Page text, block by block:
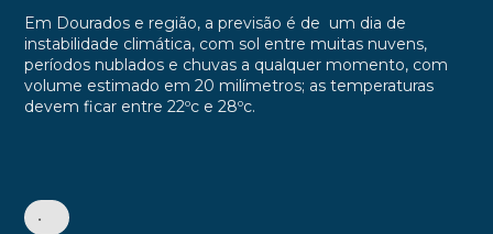
Em Dourados e região, a previsão é de um dia de
instabilidade climática, com sol entre muitas nuvens,
períodos nublados e chuvas a qualquer momento, com
volume estimado em 20 milímetros; as temperaturas
devem ficar entre 22ºce 28ºc.
•